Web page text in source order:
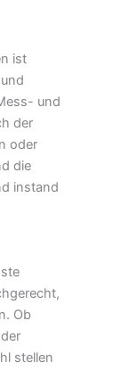
ist
und
der
oder
die
instand
Ob
stellen